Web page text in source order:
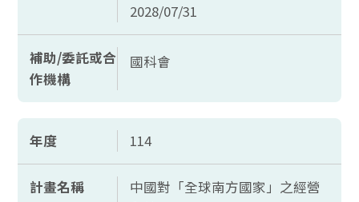
2028/07/31
補助/委託或合
作機構
國科會
年度 114
計畫名稱
中國對「全球南方國家」之經營